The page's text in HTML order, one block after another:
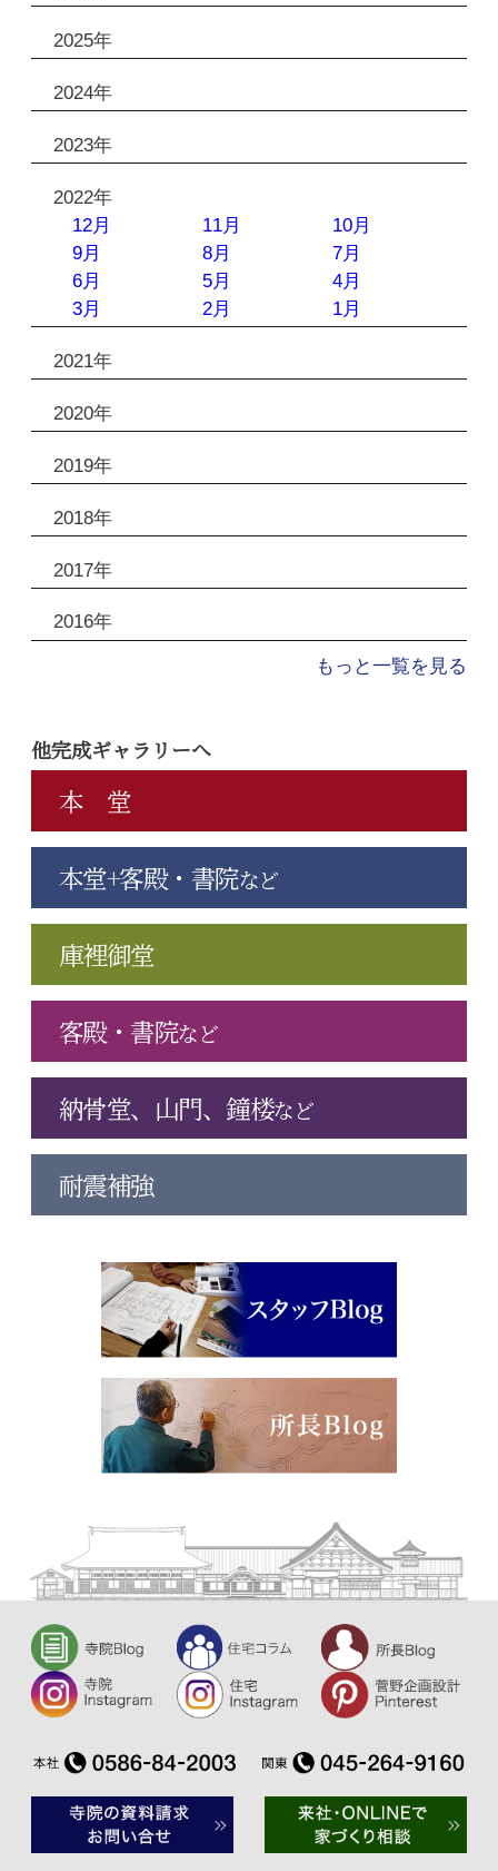
2025年
2024年
2023年
2022年
12月
11月
10月
9月
8月
7月
6月
5月
4月
3月
2月 1月
2021年
2020年
2019年
2018年
2017年
2016年
もっと一覧を見る
他完成ギャラリーへ
本 堂
本堂+客殿・書院など
庫裡御堂
客殿・書院など
納骨堂、山門、鐘楼など
耐震補強